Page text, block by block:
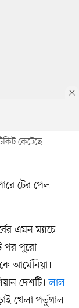
কেটেছে
টের পেল
এমন ম্যাচে
পর পুরো
আর্মেনিয়া।
দেশটি।লাল
খেলা পর্তুগাল